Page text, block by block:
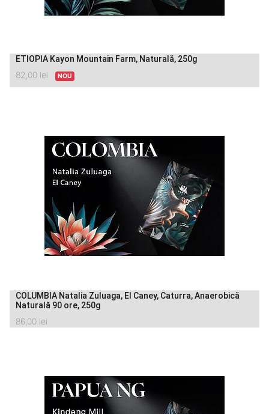
ETIOPIA Kayon Mountain Farm, Naturală, 250g
82,00 lei NOU
COLUMBIA Natalia Zuluaga, El Caney, Caturra, Anaerobică
Naturală 90 ore, 250g
86,00 lei